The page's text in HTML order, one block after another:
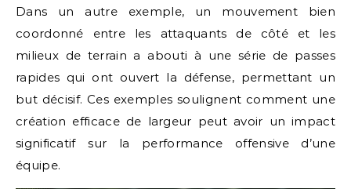
Dans un autre exemple, un mouvement bien
coordonné entre les attaquants de côté et les
milieux de terrain a abouti à une série de passes
rapides qui ont ouvert la défense, permettant un
but décisif. Ces exemples soulignent comment une
création efficace de largeur peut avoir un impact
significatif sur la performance offensive d’une
équipe.